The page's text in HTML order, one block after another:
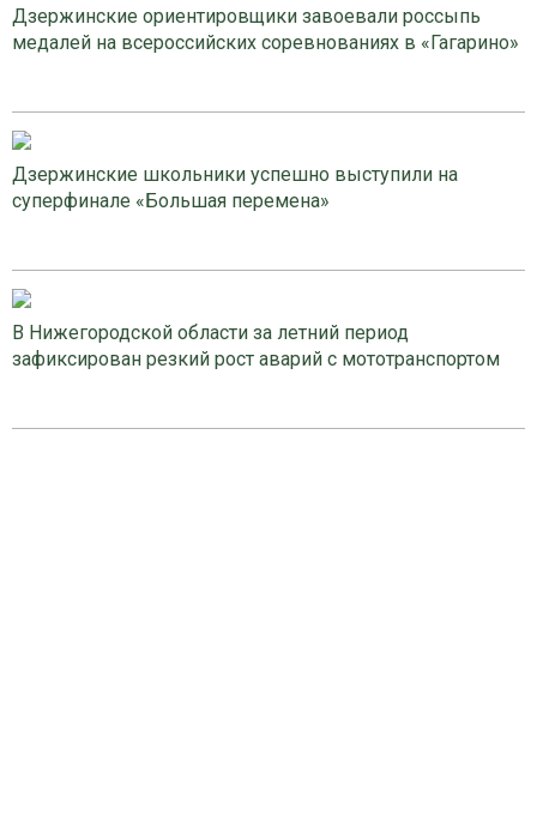
Дзержинские ориентировщики завоевали россыпь
медалей на всероссийских соревнованиях в «Гагарино»
Дзержинские школьники успешно выступили на
суперфинале «Большая перемена»
В Нижегородской области за летний период
зафиксирован резкий рост аварий с мототранспортом